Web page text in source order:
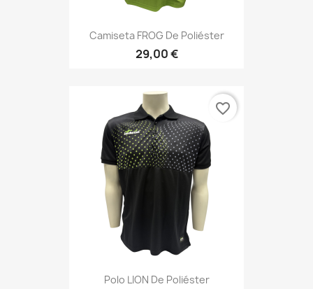
Camiseta FROG De Poliéster
29,00 €
Polo LION De Poliéster
favorite_border